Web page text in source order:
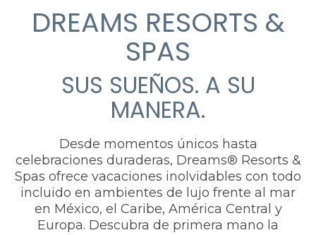
DREAMS RESORTS &
SPAS
SUS SUEÑOS. A SU
MANERA.
Desde momentos únicos hasta
celebraciones duraderas, Dreams® Resorts &
Spas ofrece vacaciones inolvidables con todo
incluido en ambientes de lujo frente al mar
en México, el Caribe, América Central y
Europa. Descubra de primera mano la